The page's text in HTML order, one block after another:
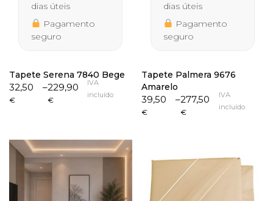
dias úteis
Pagamento
seguro
Tapete Serena 7840 Bege
32,50
€
–229,90
€
Price
range:
IVA
incluído
dias úteis
Pagamento
seguro
Tapete Palmera 9676
Amarelo
39,50
€
–277,50
€
Price
range:
IVA
incluído